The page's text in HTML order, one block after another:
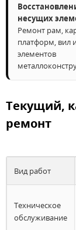
несущих
Ремонт рам,
платформ, вил
элементов
Текущий,
ремонт
Вид работ
Техническое
обслуживание